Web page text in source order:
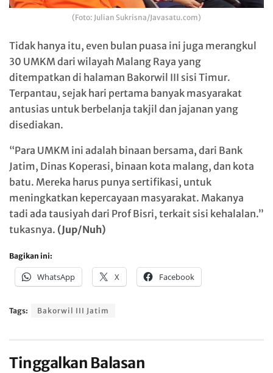
(Foto: Julian Sukrisna/Javasatu.com)
Tidak hanya itu, even bulan puasa ini juga merangkul
30 UMKM dari wilayah Malang Raya yang
ditempatkan di halaman Bakorwil III sisi Timur.
Terpantau, sejak hari pertama banyak masyarakat
antusias untuk berbelanja takjil dan jajanan yang
disediakan.
“Para UMKM ini adalah binaan bersama, dari Bank
Jatim, Dinas Koperasi, binaan kota malang, dan kota
batu. Mereka harus punya sertifikasi, untuk
meningkatkan kepercayaan masyarakat. Makanya
tadi ada tausiyah dari Prof Bisri, terkait sisi kehalalan.”
tukasnya. (Jup/Nuh)
Bagikan ini:
WhatsApp X Facebook
Tags: Bakorwil III Jatim
Tinggalkan Balasan